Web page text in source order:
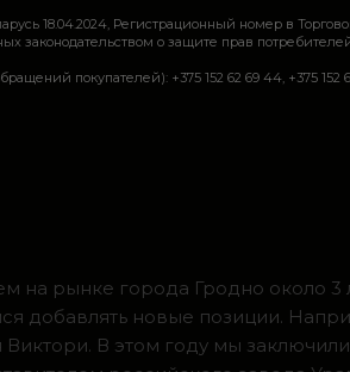
18.04.2024, Регистрационный номер в
о защите прав потребителей:
покупателей): +375 152 62 69 44, +375 152 62
рынке города Гродно около 3
добавлять новые позиции.
В этом году мы